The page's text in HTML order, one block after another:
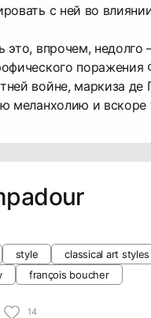
с ней во
это, впрочем, недолго
поражения
войне, маркиза де
меланхолию и вскоре
style classical art styles
françois boucher
14